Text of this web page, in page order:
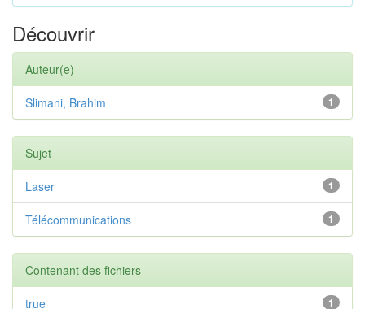
Découvrir
Auteur(e)
1
Slimani, Brahim
Sujet
1
Laser
1
Télécommunications
Contenant des fichiers
1
true